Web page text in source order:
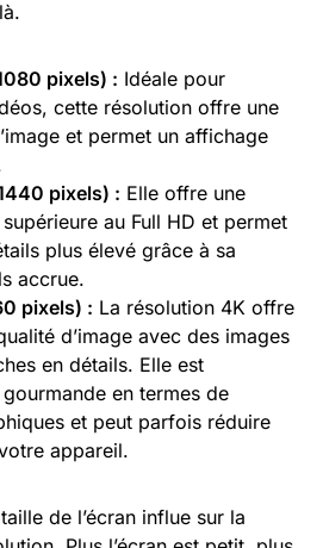
pixels) : Idéale pour
cette résolution offre une
et permet un affichage
pixels) : Elle offre une
au Full HD et permet
plus élevé grâce à sa
accrue.
pixels) : La résolution 4K offre
d’image avec des images
en détails. Elle est
en termes de
et peut parfois réduire
appareil.
de l’écran influe sur la